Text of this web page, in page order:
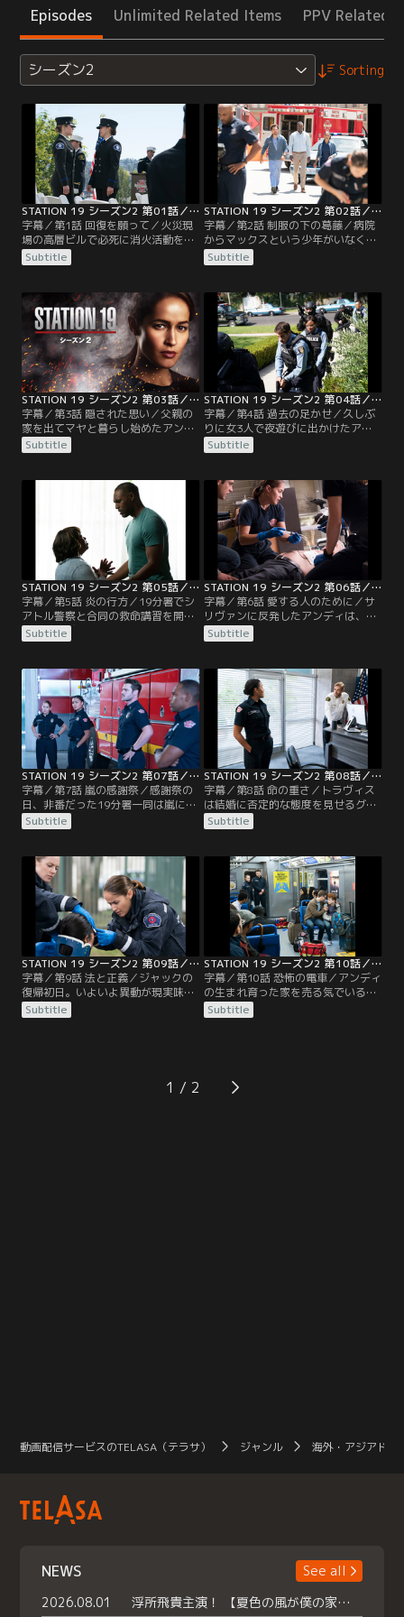
Episodes Unlimited Related Items PPV Related
シーズン2 Sorting
STATION 19 シーズン2 第01話／字幕
字幕／第1話 回復を願って／火災現
場の高層ビルで必死に消火活動を行
った19分署のメンバーたち。ジャッ
クは防火扉を閉めるため火の手が上
で割れたガラスが胸に刺さり瀕死の
状態に。しかし建物の安全性を疑問
視したリプリーは、大半を避難させ
るとビルへの立ち入りを禁止してし
まう。応援は望めないと悟ったアン
ディは…。
Subtitle
STATION 19 シーズン2 第02話／字幕
字幕／第2話 制服の下の葛藤／病院
からマックスという少年がいなくな
り、居合わせたミラーとアンディが
捜索に加わる。ライアンが町でマッ
マックスは下水管に転落。大捜索と
なる。アンディの勝手な判断でマッ
クスを見失ってしまうが、19分署の
隊員たちのチームプレーでマックス
は無事保護される。サリヴァン隊長
から厳しい言葉を…。
Subtitle
STATION 19 シーズン2 第03話／字幕
字幕／第3話 隠された思い／父親の
家を出てマヤと暮らし始めたアンデ
ィ。そんな中、隊長はライアンにケ
ンカ腰だったジャックに警察のパト
でマヤに副隊長への昇格に挑戦する
よう促す。そんな時、ゴミに埋もれ
て暮らす老女の救出要請が入る。隊
長は「待機」というアンディの意見
を退け、マヤの判断を支持。一刻を
争う事態だと判断し…。
Subtitle
STATION 19 シーズン2 第04話／字幕
字幕／第4話 過去の足かせ／久しぶ
りに女3人で夜遊びに出かけたアン
ディ、マヤ、ビクトリア。そこでア
ンディは一人の男性と出会う。ディ
ったジャックに、不満を募らせる。
一方、ライアンはある人物と再会し
頭を悩ませていた。19分署では、サ
リヴァンが隊員に専門任務を割り当
てて学ばせることに。そんな中、廃
ビルで火災が発生…。
Subtitle
STATION 19 シーズン2 第05話／字幕
字幕／第5話 炎の行方／19分署でシ
アトル警察と合同の救命講習を開
催。アンディは、ライアンに彼の父
親の件を尋ねるべきか悩んでいた。
たジャックは、パーティーを計画す
るが、ディーンは頑なに拒否する。
一方、休暇中のベンはミランダから
別居したいと打ち明けられ、寝耳に
水のベンは動揺を隠せない。サリヴ
ァンに会いに…。
Subtitle
STATION 19 シーズン2 第06話／字幕
字幕／第6話 愛する人のために／サ
リヴァンに反発したアンディは、処
分を心配するが、なかなか2人で話
す機会がない。ベンは、ミランダと
しようとしていた。そんな中、ライ
アンの父親が傷だらけで19分署に助
けを求めてくる。アンディやライア
ンと口論になるが、帰り際に倒れた
ところをアンディたちが救命措置を
施す。そして…。
Subtitle
STATION 19 シーズン2 第07話／字幕
字幕／第7話 嵐の感謝祭／感謝祭の
日、非番だった19分署一同は嵐によ
る人手不足で、急遽、分署に駆り出
される。そこへ警戒地区だからとい
と密かに付き合うビクトリアと副隊
長昇格の面接を控えるマヤたちも現
場へ。アンディは、部下たちに心を
閉ざすサリヴァン隊長と事故被害者
の救助へ向かう。そこは彼の妻が事
故死した現場だった…。
Subtitle
STATION 19 シーズン2 第08話／字幕
字幕／第8話 命の重さ／トラヴィス
は結婚に否定的な態度を見せるグラ
ントに不満を抱く。ジャックの態度
に異変を感じたプルイットは、彼以
きだと諭す。暴風で携帯が通じず、
ミランダと連絡が取れないベンは不
安を募らせていた。一方、救助車ご
と崖下に転落してしまったサリヴァ
ンとアンディ。無線も使えず救助も
望めない中…。
Subtitle
STATION 19 シーズン2 第09話／字幕
字幕／第9話 法と正義／ジャックの
復帰初日。いよいよ異動が現実味を
帯び、複雑な思いを抱えるマヤ。プ
ルイットは隊長代理最終日を迎え、
り、自分も友達に話すべきか悩んで
いた。アンディたちは頭にケガを負
Subtitle
STATION 19 シーズン2 第10話／字幕
字幕／第10話 恐怖の電車／アンディ
の生まれ育った家を売る気でいるプ
ルイットは、実家がなくなることに
抵抗を感じるアンディをよそに、購
いた。そんな時、地下鉄の緊急停止
により複数の乗客が軽症を負ったと
Subtitle
1
動画配信サービスのTELASA（テラサ） ジャンル 海外・アジアドラ
NEWS
See all
2026.08.01
浮所飛貴主演！ 【夏色の風が僕の家にやってきた】 本日よりテラサで独占配信スタート！